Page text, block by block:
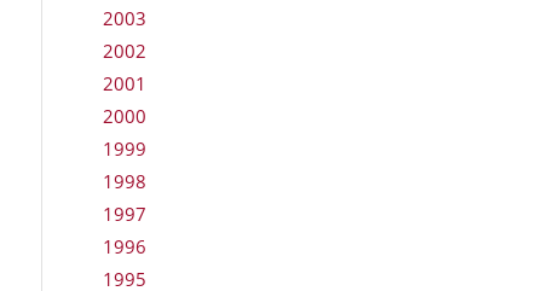
2003
2002
2001
2000
1999
1998
1997
1996
1995